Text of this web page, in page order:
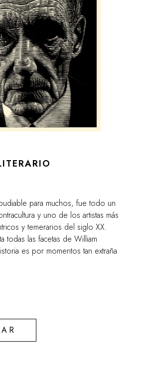
para muchos, fue todo un
y uno de los artistas más
y temerarios del siglo XX.
todas las facetas de William
es por momentos tan extraña